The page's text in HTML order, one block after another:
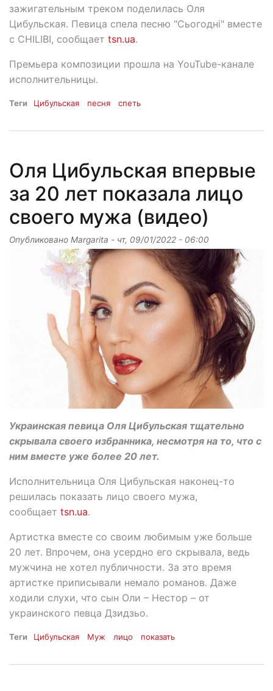
зажигательным треком поделилась Оля
Цибульская. Певица спела песню "Сьогодні" вместе
с CHILIBI, сообщает tsn.ua.
Премьера композиции прошла на YouTube-канале
исполнительницы.
Теги Цибульская песня спеть
Оля Цибульская впервые
за 20 лет показала лицо
своего мужа (видео)
Опубликовано Margarita - чт, 09/01/2022 - 06:00
Украинская певица Оля Цибульская тщательно
скрывала своего избранника, несмотря на то, что с
ним вместе уже более 20 лет.
Исполнительница Оля Цибульская наконец-то
решилась показать лицо своего мужа,
сообщает tsn.ua.
Артистка вместе со своим любимым уже больше
20 лет. Впрочем, она усердно его скрывала, ведь
мужчина не хотел публичности. За это время
артистке приписывали немало романов. Даже
ходили слухи, что сын Оли – Нестор – от
украинского певца Дзидзьо.
Теги Цибульская Муж лицо показать